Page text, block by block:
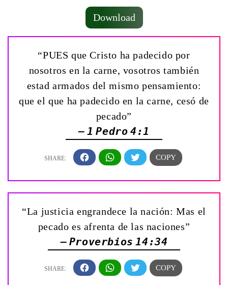
Download
“PUES que Cristo ha padecido por
nosotros en la carne, vosotros también
estad armados del mismo pensamiento:
que el que ha padecido en la carne, cesó de
pecado”
— 1 Pedro 4:1
“La justicia engrandece la nación: Mas el
pecado es afrenta de las naciones”
— Proverbios 14:34